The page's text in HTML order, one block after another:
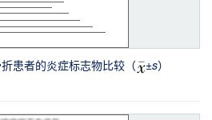
折患者的炎症标志物比较（ ±s）